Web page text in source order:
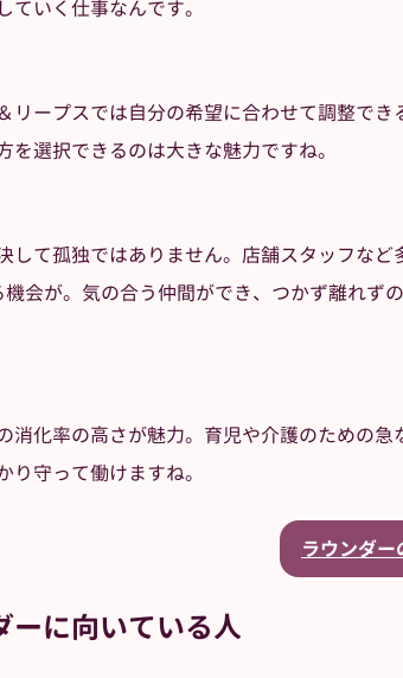
いく仕事なんです。
リープスでは自分の希望に合わせて調整で
選択できるのは大きな魅力ですね。
て孤独ではありません。店舗スタッフなど
会が。気の合う仲間ができ、つかず離れ
消化率の高さが魅力。育児や介護のための
守って働けますね。
ラウンダー
ーに向いている人